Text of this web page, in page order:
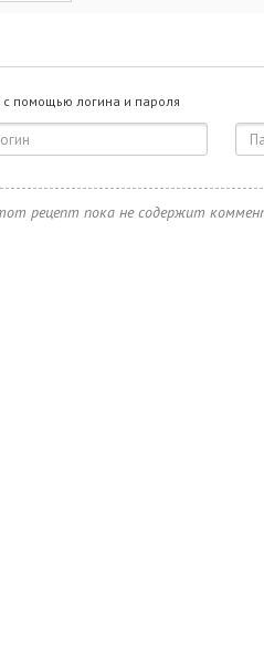
с помощью логина и пароля
рецепт пока не содержит